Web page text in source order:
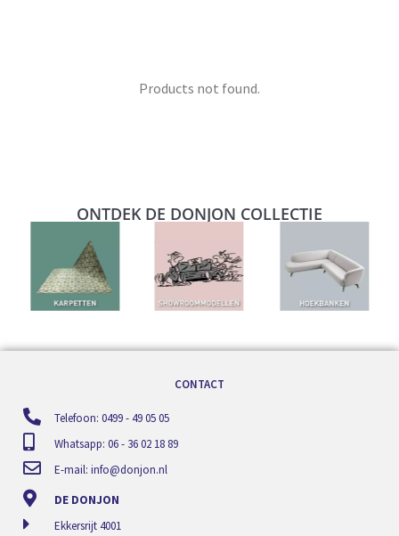
Products not found.
ONTDEK DE DONJON COLLECTIE
CONTACT
Telefoon: 0499 - 49 05 05
Whatsapp: 06 - 36 02 18 89
E-mail: info@donjon.nl
DE DONJON
Ekkersrijt 4001